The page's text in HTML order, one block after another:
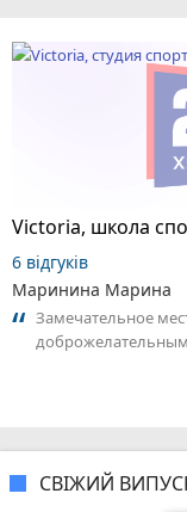
6 відгуків
Маринина Марина
Замечательное
СВІЖИЙ